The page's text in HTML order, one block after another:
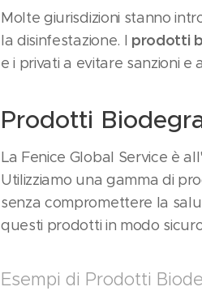
Molte giurisdizioni stanno
la disinfestazione. I prodotti
e i privati a evitare sanzioni
Prodotti
La Fenice Global Service è
Utilizziamo una gamma di
senza compromettere la
questi prodotti in modo
Esempi di Prodotti